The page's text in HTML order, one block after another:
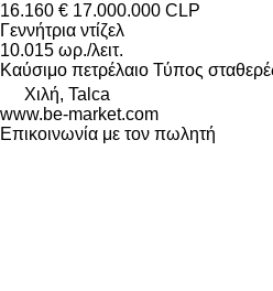
16.160 € 17.000.000 CLP
Γεννήτρια ντίζελ
10.015 ωρ./λειτ.
Καύσιμο πετρέλαιο Τύπος
Χιλή, Talca
www.be-market.com
Επικοινωνία με τον πωλητή